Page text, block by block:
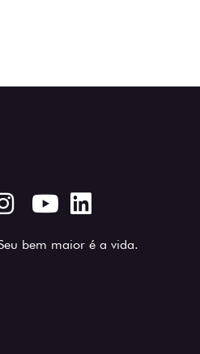
bem maior é a vida.